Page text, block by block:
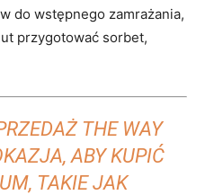
do wstępnego zamrażania,
przygotować sorbet,
THE WAY
ABY KUPIĆ
TAKIE JAK